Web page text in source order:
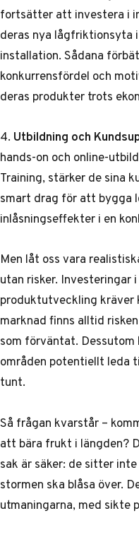
fortsätter att investera i
deras nya lågfriktionsyta
installation. Sådana
konkurrensfördel och
deras produkter trots
4. Utbildning och
hands-on och online-
Training, stärker de sina
smart drag för att bygga
inlåsningseffekter i en
Men låt oss vara
utan risker. Investeringar
produktutveckling kräver
marknad finns alltid
som förväntat.
områden potentiellt leda
tunt.
Så frågan kvarstår –
att bära frukt i längden?
sak är säker: de sitter
stormen ska blåsa över.
utmaningarna, med sikte